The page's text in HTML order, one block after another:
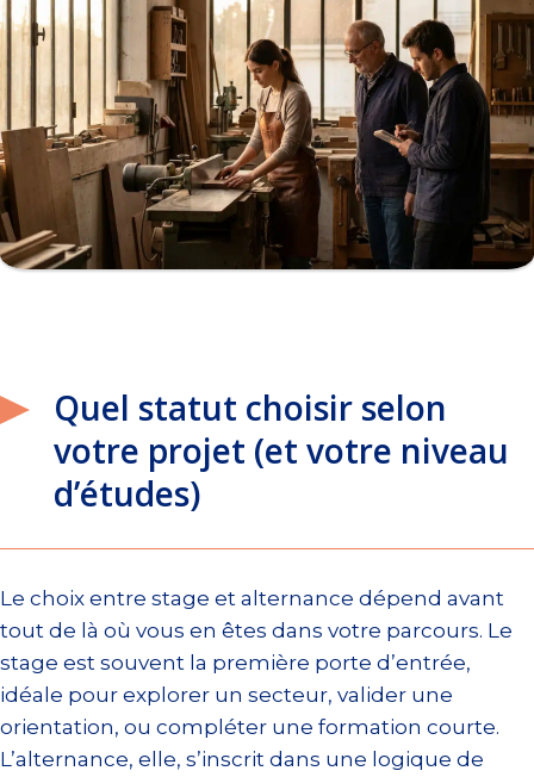
Quel statut choisir selon
votre projet (et votre niveau
d’études)
Le choix entre stage et alternance dépend avant
tout de là où vous en êtes dans votre parcours. Le
stage est souvent la première porte d’entrée,
idéale pour explorer un secteur, valider une
orientation, ou compléter une formation courte.
L’alternance, elle, s’inscrit dans une logique de